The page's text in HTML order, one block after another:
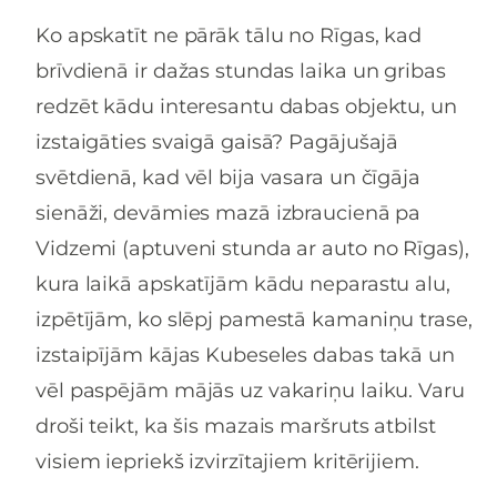
Ko apskatīt ne pārāk tālu no Rīgas, kad
brīvdienā ir dažas stundas laika un gribas
redzēt kādu interesantu dabas objektu, un
izstaigāties svaigā gaisā? Pagājušajā
svētdienā, kad vēl bija vasara un čīgāja
sienāži, devāmies mazā izbraucienā pa
Vidzemi (aptuveni stunda ar auto no Rīgas),
kura laikā apskatījām kādu neparastu alu,
izpētījām, ko slēpj pamestā kamaniņu trase,
izstaipījām kājas Kubeseles dabas takā un
vēl paspējām mājās uz vakariņu laiku. Varu
droši teikt, ka šis mazais maršruts atbilst
visiem iepriekš izvirzītajiem kritērijiem.